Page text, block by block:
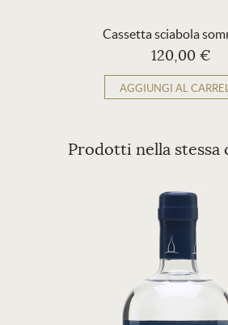
Cassetta sciabola
120,00 €
AGGIUNGI AL
Prodotti nella stessa